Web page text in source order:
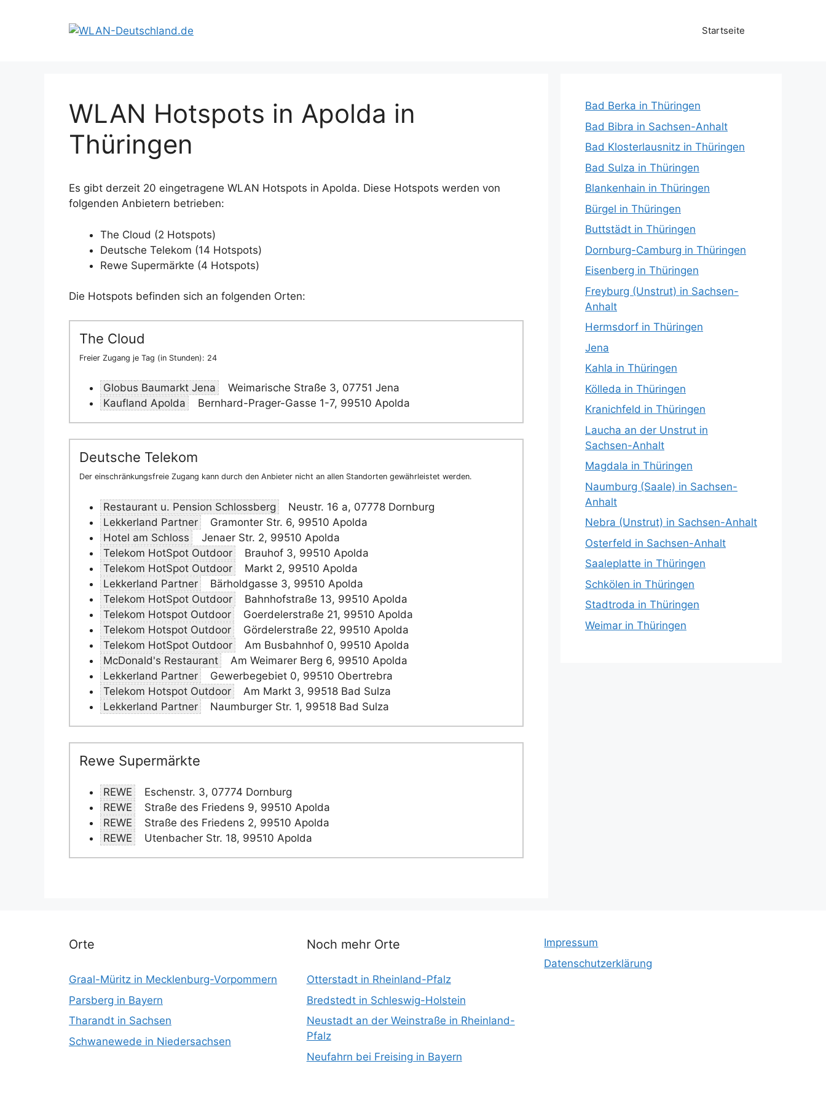
Startseite
WLAN Hotspots in Apolda in
Thüringen
Es gibt derzeit 20 eingetragene WLAN Hotspots in Apolda. Diese Hotspots werden von
folgenden Anbietern betrieben:
The Cloud (2 Hotspots)
Deutsche Telekom (14 Hotspots)
Rewe Supermärkte (4 Hotspots)
Die Hotspots befinden sich an folgenden Orten:
The Cloud
Freier Zugang je Tag (in Stunden): 24
Globus Baumarkt Jena
Weimarische Straße 3, 07751 Jena
Kaufland Apolda
Bernhard-Prager-Gasse 1-7, 99510 Apolda
Deutsche Telekom
Der einschränkungsfreie Zugang kann durch den Anbieter nicht an allen Standorten gewährleistet werden.
Restaurant u. Pension Schlossberg
Neustr. 16 a, 07778 Dornburg
Lekkerland Partner
Gramonter Str. 6, 99510 Apolda
Hotel am Schloss
Jenaer Str. 2, 99510 Apolda
Telekom HotSpot Outdoor
Brauhof 3, 99510 Apolda
Telekom HotSpot Outdoor
Markt 2, 99510 Apolda
Lekkerland Partner
Bärholdgasse 3, 99510 Apolda
Telekom HotSpot Outdoor
Bahnhofstraße 13, 99510 Apolda
Telekom Hotspot Outdoor
Goerdelerstraße 21, 99510 Apolda
Telekom Hotspot Outdoor
Gördelerstraße 22, 99510 Apolda
Telekom HotSpot Outdoor
Am Busbahnhof 0, 99510 Apolda
McDonald's Restaurant
Am Weimarer Berg 6, 99510 Apolda
Lekkerland Partner
Gewerbegebiet 0, 99510 Obertrebra
Telekom Hotspot Outdoor
Am Markt 3, 99518 Bad Sulza
Lekkerland Partner
Naumburger Str. 1, 99518 Bad Sulza
Rewe Supermärkte
REWE
Eschenstr. 3, 07774 Dornburg
REWE
Straße des Friedens 9, 99510 Apolda
REWE
Straße des Friedens 2, 99510 Apolda
REWE
Utenbacher Str. 18, 99510 Apolda
Bad Berka in Thüringen
Bad Bibra in Sachsen-Anhalt
Bad Klosterlausnitz in Thüringen
Bad Sulza in Thüringen
Blankenhain in Thüringen
Bürgel in Thüringen
Buttstädt in Thüringen
Dornburg-Camburg in Thüringen
Eisenberg in Thüringen
Freyburg (Unstrut) in Sachsen-
Anhalt
Hermsdorf in Thüringen
Jena
Kahla in Thüringen
Kölleda in Thüringen
Kranichfeld in Thüringen
Laucha an der Unstrut in
Sachsen-Anhalt
Magdala in Thüringen
Naumburg (Saale) in Sachsen-
Anhalt
Nebra (Unstrut) in Sachsen-Anhalt
Osterfeld in Sachsen-Anhalt
Saaleplatte in Thüringen
Schkölen in Thüringen
Stadtroda in Thüringen
Weimar in Thüringen
Orte
Graal-Müritz in Mecklenburg-Vorpommern
Parsberg in Bayern
Tharandt in Sachsen
Schwanewede in Niedersachsen
Noch mehr Orte
Otterstadt in Rheinland-Pfalz
Bredstedt in Schleswig-Holstein
Neustadt an der Weinstraße in Rheinland-
Pfalz
Neufahrn bei Freising in Bayern
Impressum
Datenschutzerklärung